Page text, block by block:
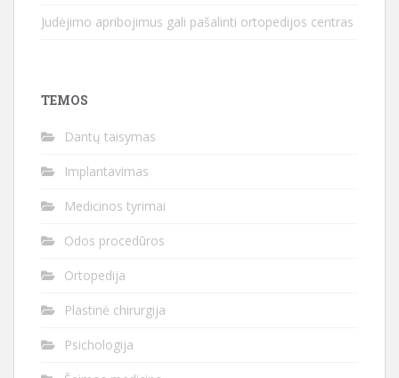
Judėjimo apribojimus gali pašalinti ortopedijos centras
TEMOS
Dantų taisymas
Implantavimas
Medicinos tyrimai
Odos procedūros
Ortopedija
Plastinė chirurgija
Psichologija